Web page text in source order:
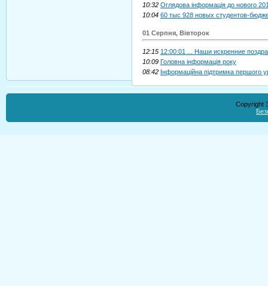
10:32 Оглядова інформація до нового
10:04 60 тыс 928 новых студентов-
01 Серпня, Вівторок
12:15 12:00:01 ... Наши искренние
10:09 Головна інформація року
08:42 Інформаційна підтримка першого
Copyright